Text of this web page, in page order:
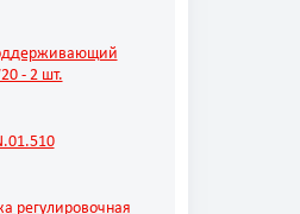
- 2 шт.
регулировочная